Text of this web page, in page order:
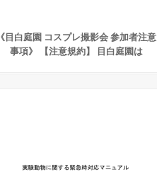
《目白庭園 コスプレ撮影会 参加者注意
事項》 【注意規約】 目白庭園は